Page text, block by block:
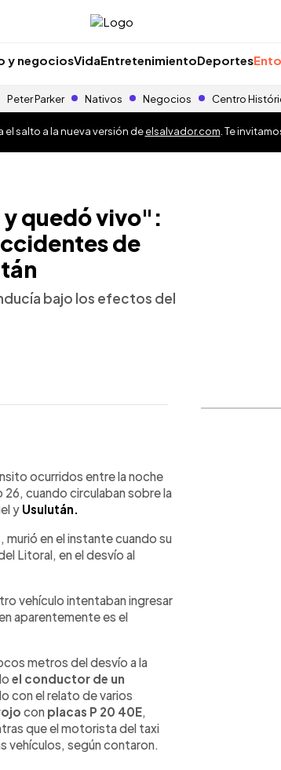
y negociosVidaEntretenimientoDeportes
Peter Parker Nativos Negocios Centro
el salto a la nueva versión deelsalvador.com . Te
quedó vivo":
de
bajo los efectos del
ocurridos entre la noche
cuando circulaban sobre la
y Usulután.
, murió en el instante cuando su
Litoral, en el desvío al
vehículo intentaban ingresar
aparentemente es el
metros del desvío a la
el conductor de un
con el relato de varios
con placas P 20 40E,
que el motorista del taxi
vehículos, según contaron.